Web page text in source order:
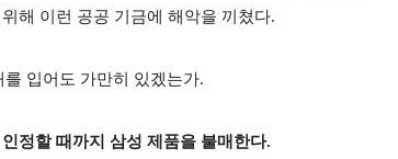
해 이런 공공 기금에 해악을 끼쳤다.
입어도 가만히 있겠는가.
정할 때까지 삼성 제품을 불매한다.